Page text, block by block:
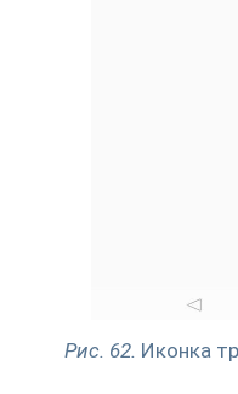
Рис. 62. Иконка